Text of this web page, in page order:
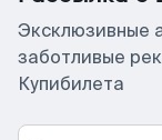
Эксклюзивные
заботливые
Купибилета